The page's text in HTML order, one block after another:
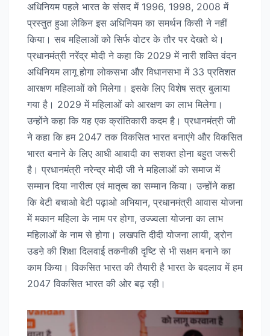
अधिनियम पहले भारत के संसद में 1996, 1998, 2008 में
प्रस्तुत हुआ लेकिन इस अधिनियम का समर्थन किसी ने नहीं
किया। सब महिलाओं को सिर्फ वोटर के तौर पर देखते थे।
प्रधानमंत्री नरेंद्र मोदी ने कहा कि 2029 में नारी शक्ति वंदन
अधिनियम लागू होगा लोकसभा और विधानसभा में 33 प्रतिशत
आरक्षण महिलाओं को मिलेगा। इसके लिए विशेष सत्र बुलाया
गया है। 2029 में महिलाओं को आरक्षण का लाभ मिलेगा।
उन्होंने कहा कि यह एक क्रांतिकारी कदम है। प्रधानमंत्री जी
ने कहा कि हम 2047 तक विकसित भारत बनाएंगे और विकसित
भारत बनाने के लिए आधी आबादी का सशक्त होना बहुत जरूरी
है। प्रधानमंत्री नरेन्द्र मोदी जी ने महिलाओं को समाज में
सम्मान दिया नारीत्व एवं मातृत्व का सम्मान किया। उन्होंने कहा
कि बेटी बचाओ बेटी पढ़ाओ अभियान, प्रधानमंत्री आवास योजना
में मकान महिला के नाम पर होगा, उज्ज्वला योजना का लाभ
महिलाओं के नाम से होगा। लखपति दीदी योजना लायी, ड्रोन
उडऩे की शिक्षा दिलवाई तकनीकी दृष्टि से भी सक्षम बनाने का
काम किया। विकसित भारत की तैयारी है भारत के बदलाव में हम
2047 विकसित भारत की ओर बढ़ रही।